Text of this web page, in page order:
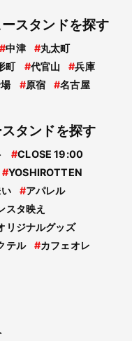
スタンドを探す
#中津 #丸太町
町 #代官山 #兵庫
#原宿 #名古屋
タンドを探す
#CLOSE 19:00
#YOSHIROTTEN
#アパレル
スタ映え
リジナルグッズ
テル #カフェオレ